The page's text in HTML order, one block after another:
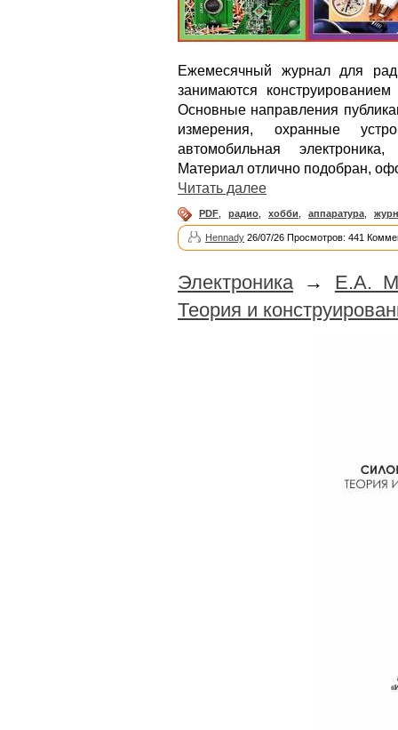
Ежемесячный журнал для
занимаются
Основные направления
измерения, охранные
автомобильная
Материал отлично подобран,
Читать далее
PDF радио хобби аппаратура
Hennady 26/07/26 Просмотров: 441
Электроника→ Е.А.
Теория и